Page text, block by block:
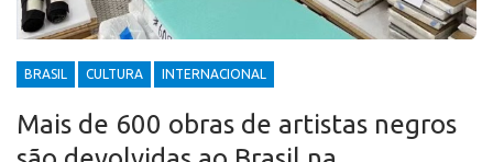
BRASIL CULTURA INTERNACIONAL
Mais de 600 obras de artistas negros